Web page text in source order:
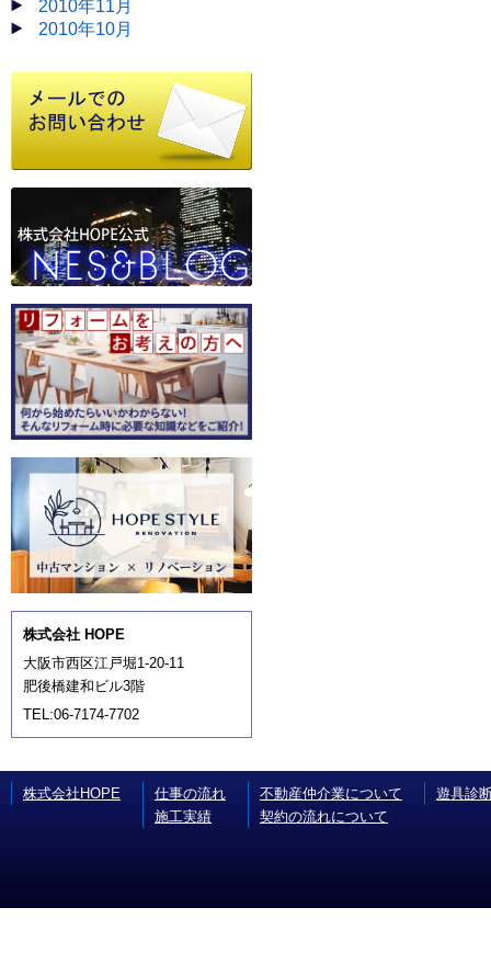
2010年11月
2010年10月
株式会社 HOPE
大阪市西区江戸堀1-20-11
肥後橋建和ビル3階
TEL:06-7174-7702
株式会社HOPE
仕事の流れ
施工実績
不動産仲介業について
契約の流れについて
遊具診